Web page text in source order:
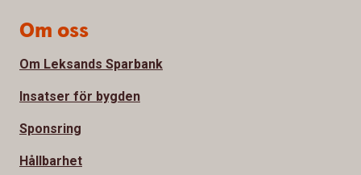
Om oss
Om Leksands Sparbank
Insatser för bygden
Sponsring
Hållbarhet